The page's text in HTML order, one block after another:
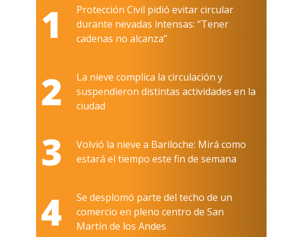
1
Protección Civil pidió evitar circular
durante nevadas intensas: “Tener
cadenas no alcanza”
2
La nieve complica la circulación y
suspendieron distintas actividades en la
ciudad
3
Volvió la nieve a Bariloche: Mirá como
estará el tiempo este fin de semana
4
Se desplomó parte del techo de un
comercio en pleno centro de San
Martín de los Andes